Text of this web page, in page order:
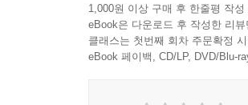
3. 시대의 모순을 폭로하고
미국 사회의 결정적 변곡점
1,000원 이상 구매 후 한줄평 작성
eBook은 다운로드 후 작성한 리
클래스는 첫번째 회차 주문확정
eBook 페이백, CD/LP, DVD/Blu-